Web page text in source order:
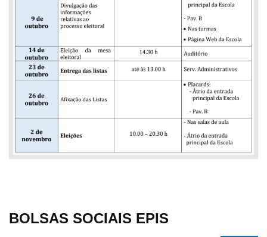
BOLSAS SOCIAIS EPIS